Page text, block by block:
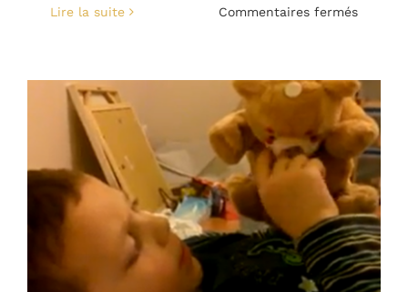
Lire la suite Commentaires ferméssur
d’EFT